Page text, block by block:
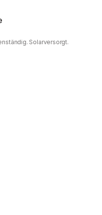
Solarversorgt.